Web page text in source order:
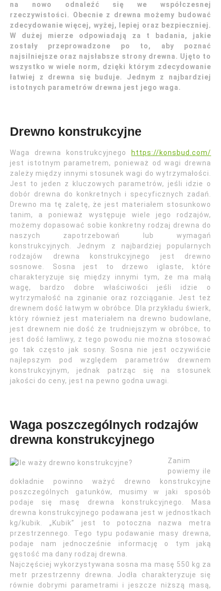
na nowo odnaleźć się we współczesnej
rzeczywistości. Obecnie z drewna możemy budować
zdecydowanie więcej, wyżej, lepiej oraz bezpieczniej.
W dużej mierze odpowiadają za t badania, jakie
zostały przeprowadzone po to, aby poznać
najsilniejsze oraz najsłabsze strony drewna. Ujęto to
wszystko w wiele norm, dzięki którym zdecydowanie
łatwiej z drewna się buduje. Jednym z najbardziej
istotnych parametrów drewna jest jego waga.
Drewno konstrukcyjne
Waga drewna konstrukcyjnego
https://konsbud.com/
jest istotnym parametrem, ponieważ od wagi drewna
zależy między innymi stosunek wagi do wytrzymałości.
Jest to jeden z kluczowych parametrów, jeśli idzie o
dobór drewna do konkretnych i specyficznych zadań.
Drewno ma tę zaletę, że jest materiałem stosunkowo
tanim, a ponieważ występuje wiele jego rodzajów,
możemy dopasować sobie konkretny rodzaj drewna do
naszych zapotrzebowań lub wymagań
konstrukcyjnych. Jednym z najbardziej popularnych
rodzajów drewna konstrukcyjnego jest drewno
sosnowe. Sosna jest to drzewo iglaste, które
charakteryzuje się między innymi tym, że ma małą
wagę, bardzo dobre właściwości jeśli idzie o
wytrzymałość na zginanie oraz rozciąganie. Jest też
drewnem dość łatwym w obróbce. Dla przykładu świerk,
który również jest materiałem na drewno budowlane,
jest drewnem nie dość że trudniejszym w obróbce, to
jest dość łamliwy, z tego powodu nie można stosować
go tak często jak sosny. Sosna nie jest oczywiście
najlepszym pod względem parametrów drewnem
konstrukcyjnym, jednak patrząc się na stosunek
jakości do ceny, jest na pewno godna uwagi.
Waga poszczególnych rodzajów
drewna konstrukcyjnego
Zanim
powiemy ile
dokładnie powinno ważyć drewno konstrukcyjne
poszczególnych gatunków, musimy w jaki sposób
podaje się masę drewna konstrukcyjnego. Masa
drewna konstrukcyjnego podawana jest w jednostkach
kg/kubik. „Kubik” jest to potoczna nazwa metra
przestrzennego. Tego typu podawanie masy drewna,
podaje nam jednocześnie informację o tym jaką
gęstość ma dany rodzaj drewna.
Najczęściej wykorzystywana sosna ma masę 550 kg za
metr przestrzenny drewna. Jodła charakteryzuje się
równie dobrymi parametrami i jeszcze niższą masą,